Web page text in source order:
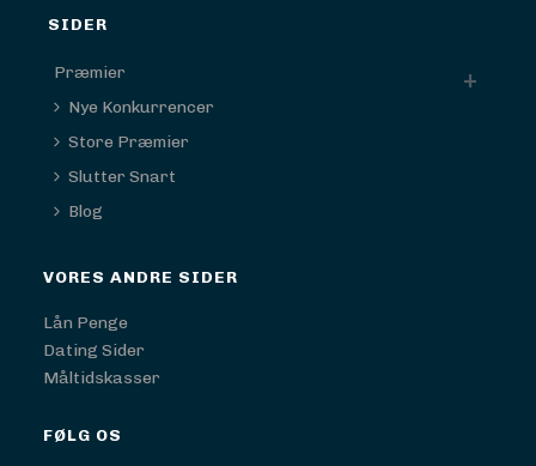
SIDER
Præmier
Nye Konkurrencer
Store Præmier
Slutter Snart
Blog
VORES ANDRE SIDER
Lån Penge
Dating Sider
Måltidskasser
FØLG OS